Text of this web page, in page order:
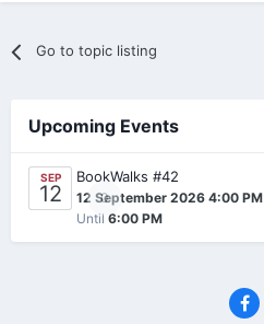
Go to topic listing
Upcoming Events
SEP
12 0
BookWalks #42
12 September 2026 4:00 PM
Until 6:00 PM